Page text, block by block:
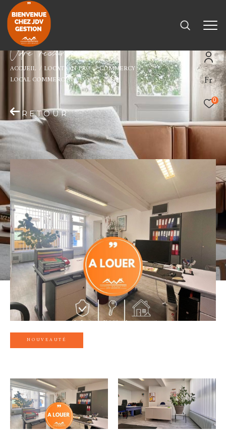
Fr
0
Vore recece
ACCUEIL LOCATION PRO
COMMERCY
LOCAL COMMERCIAL
RETOUR
NOUVEAUTÉ